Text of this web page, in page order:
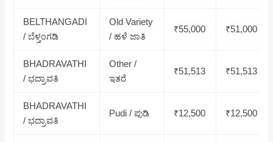
BELTHANGADI
/ ಬೆಳ್ತಂಗಡಿ
Old Variety
/ ಹಳೆ ಜಾತಿ
₹55,000 ₹51,000
BHADRAVATHI
/ ಭದ್ರಾವತಿ
Other /
ಇತರೆ
₹51,513 ₹51,513
BHADRAVATHI
/ ಭದ್ರಾವತಿ
Pudi / ಪುಡಿ ₹12,500 ₹12,500